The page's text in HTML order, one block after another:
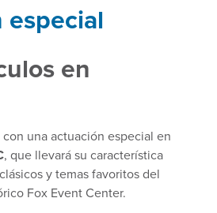
en
una actuación especial en
, que llevará su característica
y temas favoritos del
Fox Event Center.